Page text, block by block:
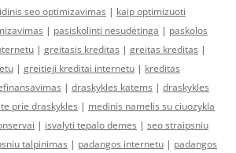
seo optimizavimas | kaip optimizuoti
| pasiskolinti nesudėtinga | paskolos
| greitasis kreditas | greitas kreditas |
| greitieji kreditai internetu | kreditas
| draskykles katems | draskykles
prie draskykles | medinis namelis su ciuozykla
| isvalyti tepalo demes | seo straipsniu
talpinimas | padangos internetu | padangos